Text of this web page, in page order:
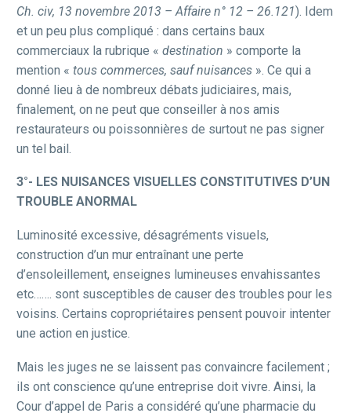
Ch. civ, 13 novembre 2013 – Affaire n° 12 – 26.121). Idem
et un peu plus compliqué : dans certains baux
commerciaux la rubrique « destination » comporte la
mention « tous commerces, sauf nuisances ». Ce qui a
donné lieu à de nombreux débats judiciaires, mais,
finalement, on ne peut que conseiller à nos amis
restaurateurs ou poissonnières de surtout ne pas signer
un tel bail.
3°- LES NUISANCES VISUELLES CONSTITUTIVES D’UN
TROUBLE ANORMAL
Luminosité excessive, désagréments visuels,
construction d’un mur entraînant une perte
d’ensoleillement, enseignes lumineuses envahissantes
etc……. sont susceptibles de causer des troubles pour les
voisins. Certains copropriétaires pensent pouvoir intenter
une action en justice.
Mais les juges ne se laissent pas convaincre facilement ;
ils ont conscience qu’une entreprise doit vivre. Ainsi, la
Cour d’appel de Paris a considéré qu’une pharmacie du